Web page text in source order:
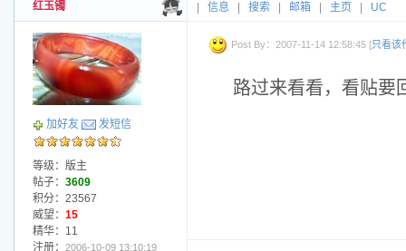
红玉镯 信息 搜索 邮箱 主页 UC
加好友 发短信
等级：版主
帖子： 3609
积分：23567
威望： 15
精华：11
注册： 2006-10-09 13:10:19
Post By：2007-11-14 12:58:45 [只看该
路过来看看，看贴要